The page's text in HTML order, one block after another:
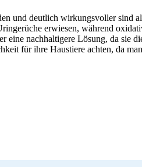
und deutlich wirkungsvoller sind
erwiesen, während
nachhaltigere Lösung, da sie
für ihre Haustiere achten, da